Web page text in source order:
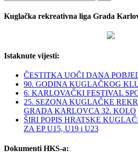
Kuglačka rekreativna liga Grada
Istaknute vijesti:
ČESTITKA UOČI DANA
90. GODINA KUGLAČKOG
6. KARLOVAČKI FESTIVAL
25. SEZONA KUGLAČKE
GRADA KARLOVCA 32. KOLO
ŠIRI POPIS HRATSKE
ZA EP U15, U19 i U23
Dokumenti HKS-a: